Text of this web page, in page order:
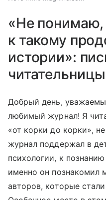
«Не понимаю,
к такому
истории»:
Добрый день,
любимый журнал! Я
«от корки до корки»,
журнал поддержал в
психологии, к
именно он познакомил
авторов, которые